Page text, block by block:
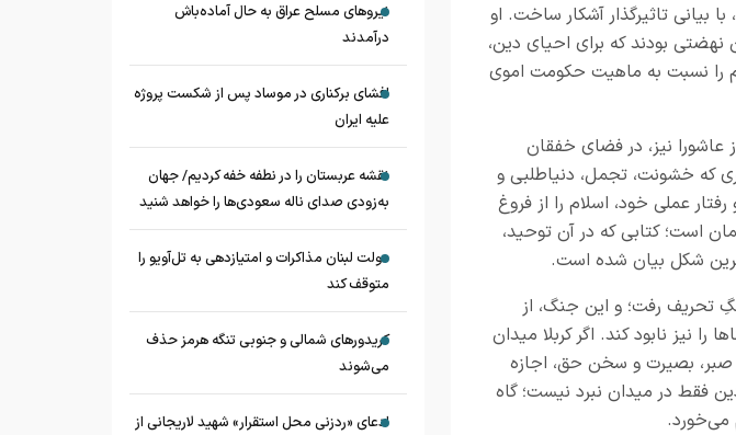
بیانی تاثیرگذار آشکار ساخت. او
نهضتی بودند که برای احیای دین،
را نسبت به ماهیت حکومت اموی
نیز، در فضای خفقان
که خشونت، تجمل، دنیاطلبی و
عملی خود، اسلام را از فروغ
است؛ کتابی که در آن توحید،
شکل بیان شده است.
تحریف رفت؛ و این جنگ، از
نیز نابود کند. اگر کربلا میدان
صبر، بصیرت و سخن حق، اجازه
فقط در میدان نبرد نیست؛ گاه
می‌خورد.
نیروهای مسلح عراق به حال آماده‌باش
درآمدند
افشای برکناری در موساد پس از شکست پروژه
علیه ایران
نقشه عربستان را در نطفه خفه کردیم/ جهان
به‌زودی صدای ناله سعودی‌ها را خواهد شنید
دولت لبنان مذاکرات و امتیازدهی به تل‌آویو را
متوقف کند
کریدورهای شمالی و جنوبی تنگه هرمز حذف
می‌شوند
ادعای «ردزنی محل استقرار» شهید لاریجانی از